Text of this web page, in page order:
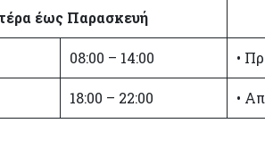
έως Παρασκευή
08:00 – 14:00 •
18:00 – 22:00 •